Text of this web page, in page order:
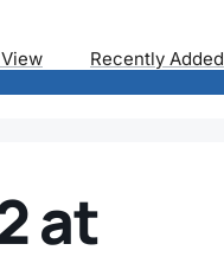
Recently Added
at